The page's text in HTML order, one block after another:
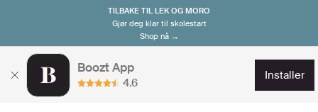
TILBAKE TIL LEK OG MORO
Gjør deg klar til skolestart
Shop nå →
Boozt App
4.6
installer